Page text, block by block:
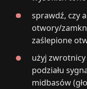
sprawdź, czy
otwory/
zaślepione
użyj
podziału
midbasów